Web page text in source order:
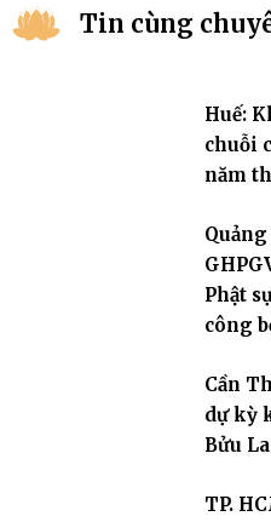
Tin cùng
Huế:
chuỗi
năm
Phật
công
Cần
dự kỳ
Bửu
TP.